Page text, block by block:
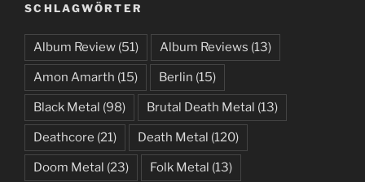
SCHLAGWÖRTER
Album Review (51) Album Reviews (13)
Amon Amarth (15) Berlin (15)
Black Metal (98) Brutal Death Metal (13)
Deathcore (21) Death Metal (120)
Doom Metal (23) Folk Metal (13)